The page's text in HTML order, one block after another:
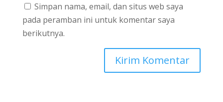
Simpan nama, email, dan situs web saya
pada peramban ini untuk komentar saya
berikutnya.